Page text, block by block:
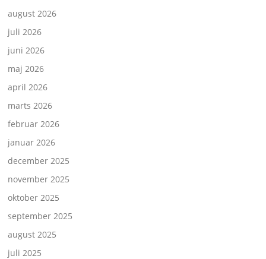
august 2026
juli 2026
juni 2026
maj 2026
april 2026
marts 2026
februar 2026
januar 2026
december 2025
november 2025
oktober 2025
september 2025
august 2025
juli 2025